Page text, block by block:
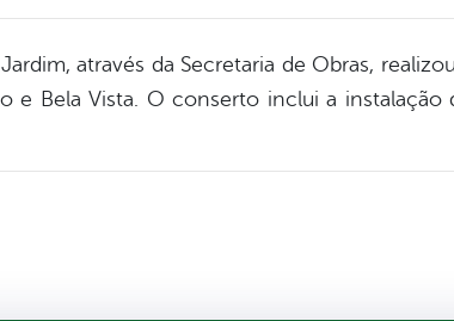
através da Secretaria de Obras,
e Bela Vista. O conserto inclui a